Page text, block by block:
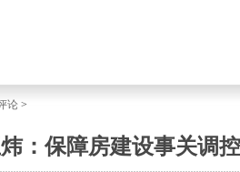
论 >
：保障房建设事关调